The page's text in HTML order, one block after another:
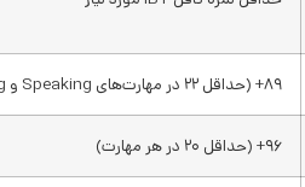
۸۹+ (حداقل ۲۲ در مهارت‌های Speaking و Writing)
۹۶+ (حداقل ۲۰ در هر مهارت)